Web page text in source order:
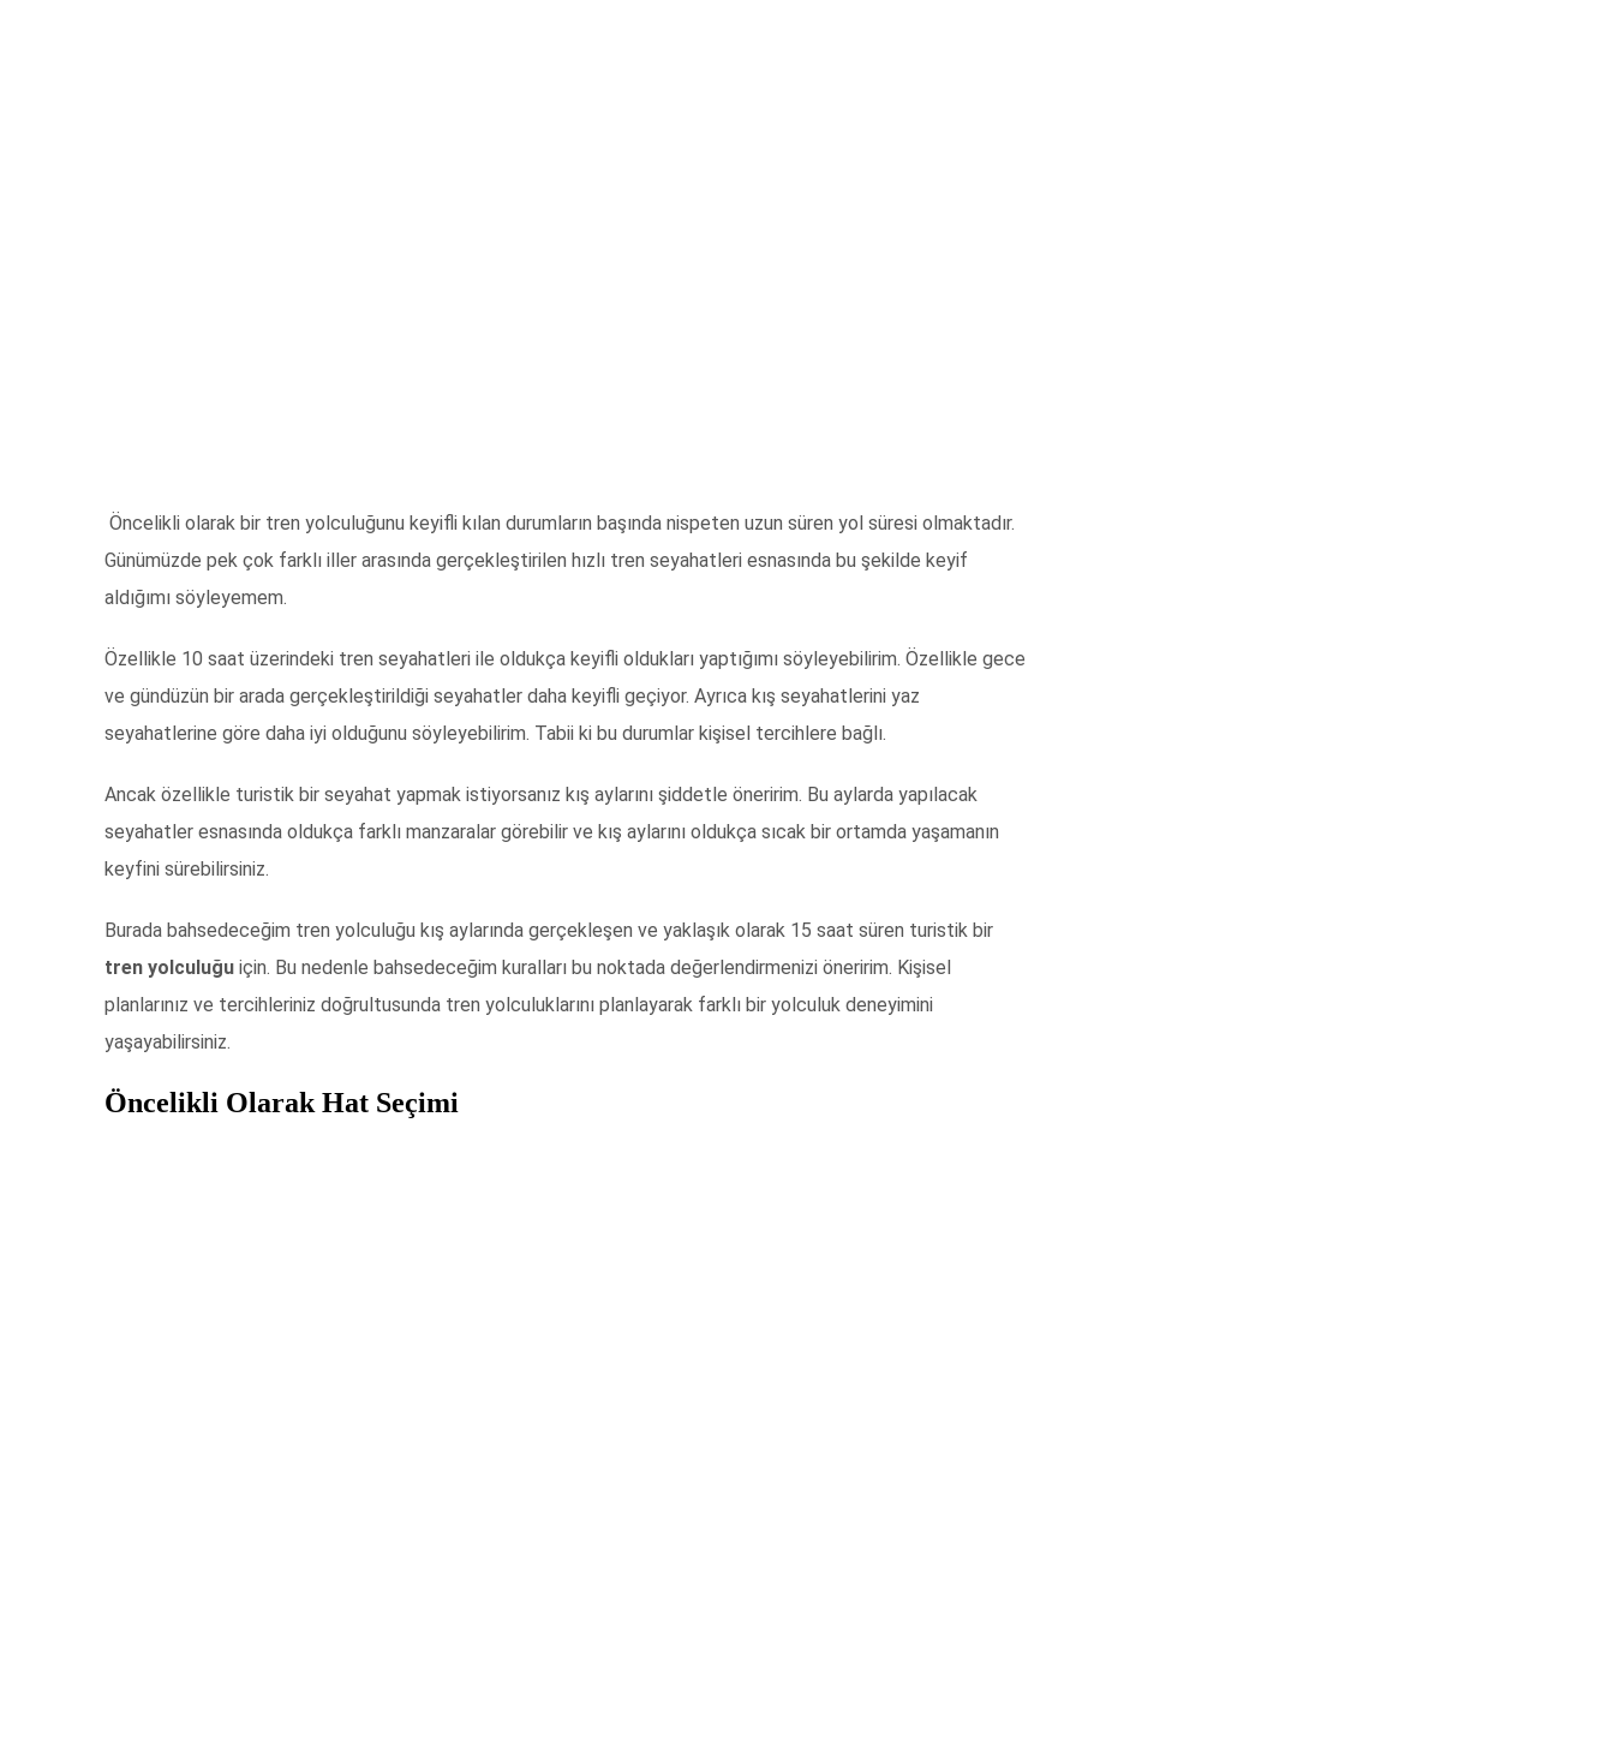
Öncelikli olarak bir tren yolculuğunu keyifli kılan durumların başında nispeten uzun süren yol süresi olmaktadır.
Günümüzde pek çok farklı iller arasında gerçekleştirilen hızlı tren seyahatleri esnasında bu şekilde keyif
aldığımı söyleyemem.
Özellikle 10 saat üzerindeki tren seyahatleri ile oldukça keyifli oldukları yaptığımı söyleyebilirim. Özellikle gece
ve gündüzün bir arada gerçekleştirildiği seyahatler daha keyifli geçiyor. Ayrıca kış seyahatlerini yaz
seyahatlerine göre daha iyi olduğunu söyleyebilirim. Tabii ki bu durumlar kişisel tercihlere bağlı.
Ancak özellikle turistik bir seyahat yapmak istiyorsanız kış aylarını şiddetle öneririm. Bu aylarda yapılacak
seyahatler esnasında oldukça farklı manzaralar görebilir ve kış aylarını oldukça sıcak bir ortamda yaşamanın
keyfini sürebilirsiniz.
Burada bahsedeceğim tren yolculuğu kış aylarında gerçekleşen ve yaklaşık olarak 15 saat süren turistik bir
tren yolculuğu için. Bu nedenle bahsedeceğim kuralları bu noktada değerlendirmenizi öneririm. Kişisel
planlarınız ve tercihleriniz doğrultusunda tren yolculuklarını planlayarak farklı bir yolculuk deneyimini
yaşayabilirsiniz.
Öncelikli Olarak Hat Seçimi